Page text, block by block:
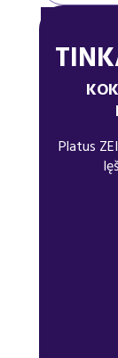
Platus